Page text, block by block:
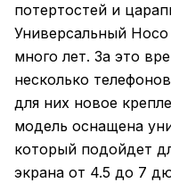
потертостей и
Универсальный
много лет. За это
несколько
для них новое
модель оснащена
который подойдет
экрана от 4.5 до 7